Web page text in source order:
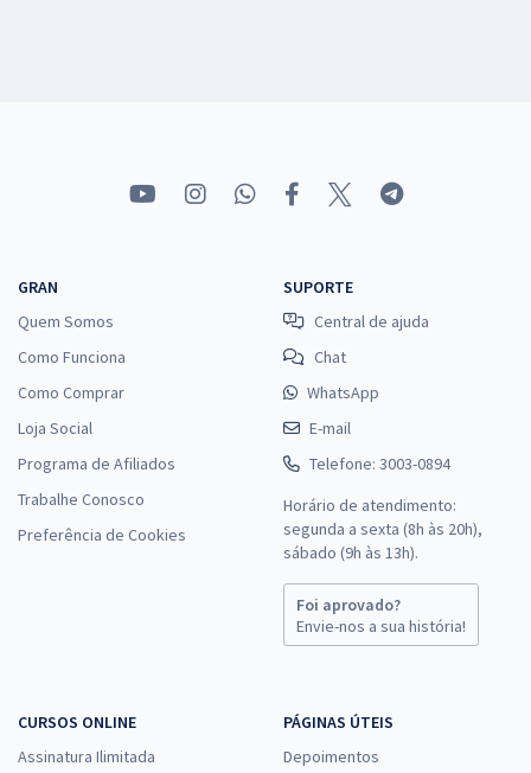
GRAN
Quem Somos
Como Funciona
Como Comprar
Loja Social
Programa de Afiliados
Trabalhe Conosco
Preferência de Cookies
SUPORTE
Central de ajuda
Chat
WhatsApp
E-mail
Telefone: 3003-0894
Horário de atendimento:
segunda a sexta (8h às 20h),
sábado (9h às 13h).
Foi aprovado?
Envie-nos a sua história!
CURSOS ONLINE
Assinatura Ilimitada
PÁGINAS ÚTEIS
Depoimentos